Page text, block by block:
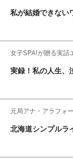
私が結婚できない
女子SPA!が贈る実話
実録！私の人生、
元局アナ・アラフォ
北海道シンプルラ